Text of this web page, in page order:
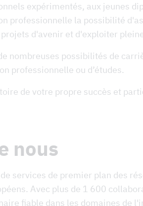
expérimentés, aux jeunes
professionnelle la possibilité
d'avenir et d'exploiter
nombreuses possibilités de
professionnelle ou d’études.
de votre propre succès et
nous
services de premier plan des
Avec plus de 1 600
fiable dans les domaines de